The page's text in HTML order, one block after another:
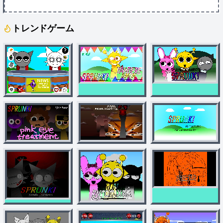
トレンドゲーム